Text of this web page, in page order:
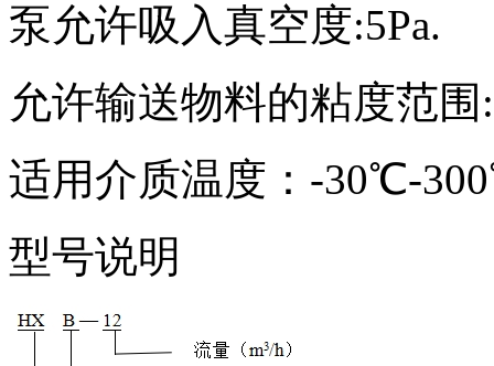
泵允许吸入真空度:5Pa.
允许输送物料的粘度范围
适用介质温度：-30℃-
型号说明